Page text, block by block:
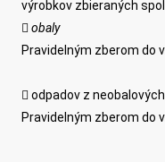
výrobkov zbieraných
obaly
Pravidelným zberom do
 odpadov z
Pravidelným zberom do